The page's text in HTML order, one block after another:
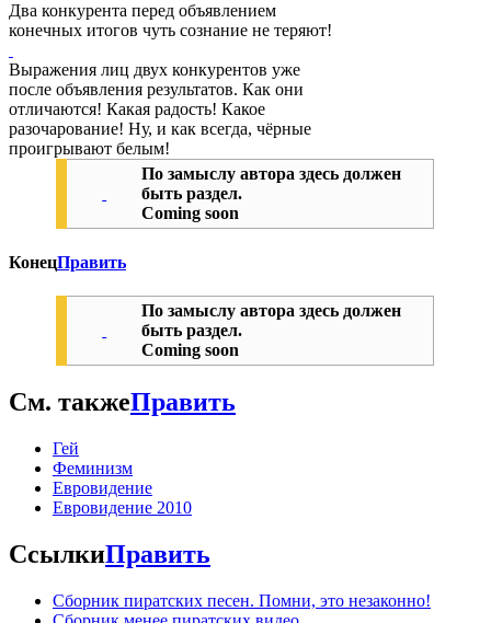
Два конкурента перед объявлением
конечных итогов чуть сознание не теряют!
Выражения лиц двух конкурентов уже
после объявления результатов. Как они
отличаются! Какая радость! Какое
разочарование! Ну, и как всегда, чёрные
проигрывают белым!
По замыслу автора здесь должен
быть раздел.
Coming soon
КонецПравить
По замыслу автора здесь должен
быть раздел.
Coming soon
См. такжеПравить
Гей
Феминизм
Евровидение
Евровидение 2010
СсылкиПравить
Сборник пиратских песен. Помни, это незаконно!